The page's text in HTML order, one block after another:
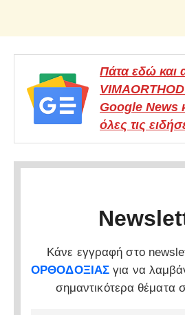
Πάτα εδώ και
Google News
όλες τις
Κάνε εγγραφή στο
ΟΡΘΟΔΟΞΙΑΣ για να
σημαντικότερα θέματα